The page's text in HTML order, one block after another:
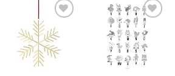
Lisa
soovilisti
Lisa
soovilisti